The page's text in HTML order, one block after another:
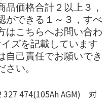
品価格合計２以上３，
ができる１～３，すべ
はこちらへお問い合わ
ズを記載しています
自己責任でお願いでき
い。